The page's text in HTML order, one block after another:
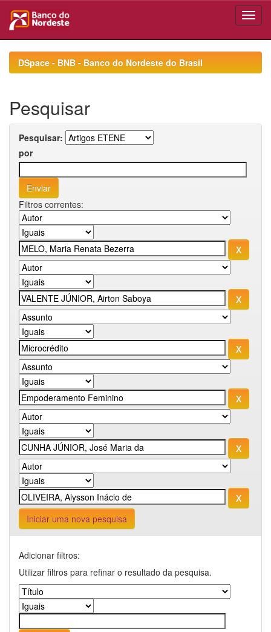
navigationDSpace - BNB - Banco do Nordeste do Brasil
Pesquisar
Pesquisar:
por
Filtros correntes:
Iniciar uma nova pesquisa
Adicionar filtros:
Utilizar filtros para refinar o resultado da pesquisa.